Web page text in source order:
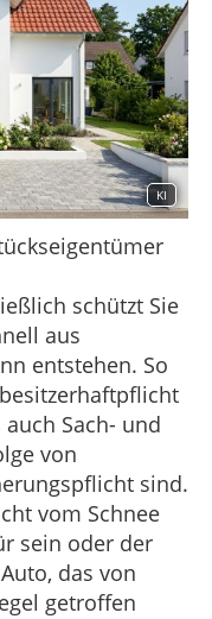
KI
schützt Sie
aus
entstehen. So
Sach- und
von
sind.
vom Schnee
sein oder der
das von
getroffen